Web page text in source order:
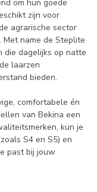
om hun goede
zijn voor
agrarische sector
name de Steplite
die dagelijks op natte
laarzen
bieden.
comfortabele én
van Bekina een
kun je
S4 en S5) en
past bij jouw